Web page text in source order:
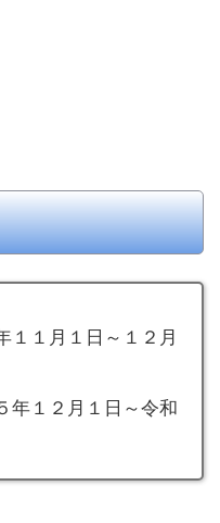
１月１日～１２月
１２月１日～令和